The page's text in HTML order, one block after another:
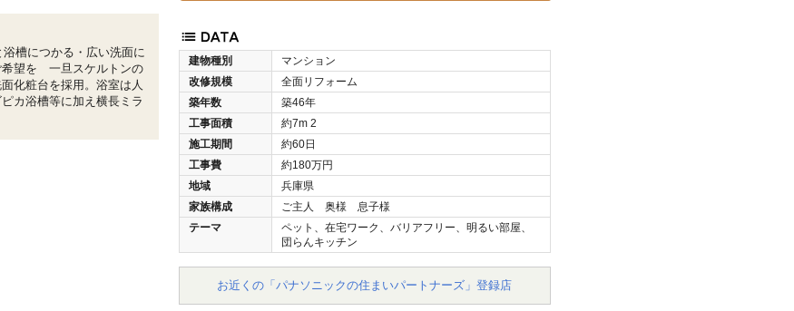
建物種別
マンション
改修規模
全面リフォーム
築年数
築46年
工事面積
約7m 2
施工期間
約60日
工事費
約180万円
地域
兵庫県
家族構成
ご主人 奥様 息子様
テーマ
ペット、在宅ワーク、バリアフリー、明るい部屋、
団らんキッチン
お近くの「パナソニックの住まいパートナーズ」登録店
槽につかる・広い洗面に
希望を 一旦スケルトンの
化粧台を採用。浴室は人
カ浴槽等に加え横長ミラ